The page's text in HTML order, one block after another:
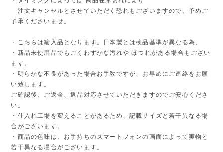
注文キャンセルとさせていただく恐れもございますので、予めご
了承くださいませ。
・こちらは輸入品となります。日本製とは検品基準が異なる為、
・新品未使用品でもごくわずかな汚れや ほつれがある場合もござい
ます。
・明らかな不良があった場合お手数ですが、お早めにご連絡をお願
い致します。
ご確認後、ご返金、返品対応させていただきますのでご安心くださ
い。
・仕入れ工場を変えることがあるため、記載サイズと若干異なる場
合がございます。
・商品の色味は、お手持ちのスマートフォンの画面によって実物と
若干異なる場合がございます。